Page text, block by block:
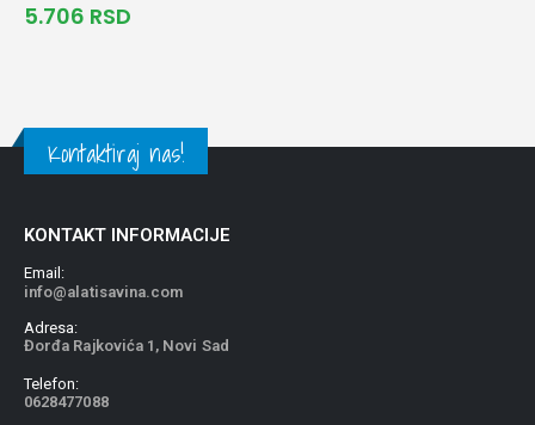
5.706 RSD
Kontaktiraj nas!
KONTAKT INFORMACIJE
Email:
info@alatisavina.com
Adresa:
Đorđa Rajkovića 1, Novi Sad
Telefon:
0628477088